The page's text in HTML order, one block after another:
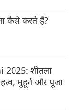
कैसे करते हैं?
2025: शीतला
मुहूर्त और पूजा